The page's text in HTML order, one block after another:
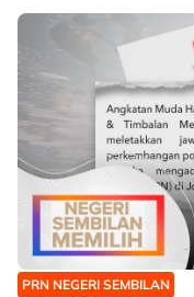
PRN NEGERI SEMBILAN